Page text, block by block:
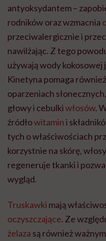
antyoksydantem –
rodników oraz wzmacnia
przeciwalergicznie i
nawilżając. Z tego
używają wody
Kinetyna pomaga
oparzeniach
głowy i cebulkiwłosów.
źródłowitamini
tych o właściwościach
korzystnie na skórę,
regeneruje tkanki i
wygląd.
Truskawki mają
oczyszczające. Ze
żelaza są również